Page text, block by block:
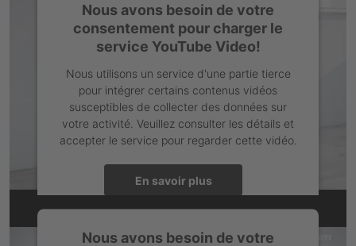
powered byUsercentrics Consent Management Platform
Nous avons besoin de votre
consentement pour charger le
service YouTube Video!
Nous utilisons un service d'une partie tierce
pour intégrer certains contenus vidéos
susceptibles de collecter des données sur
votre activité. Veuillez consulter les détails et
accepter le service pour regarder cette vidéo.
En savoir plus
Nous avons besoin de votre